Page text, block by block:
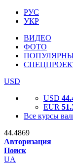
РУС
УКР
ВИДЕО
ФОТО
USD
USD
EUR
Все курсы
44.4869
Авторизация
Поиск
UA